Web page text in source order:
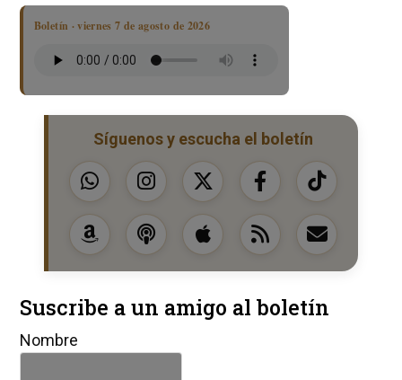
Boletín · viernes 7 de agosto de 2026
Síguenos y escucha el boletín
Suscribe a un amigo al boletín
Nombre